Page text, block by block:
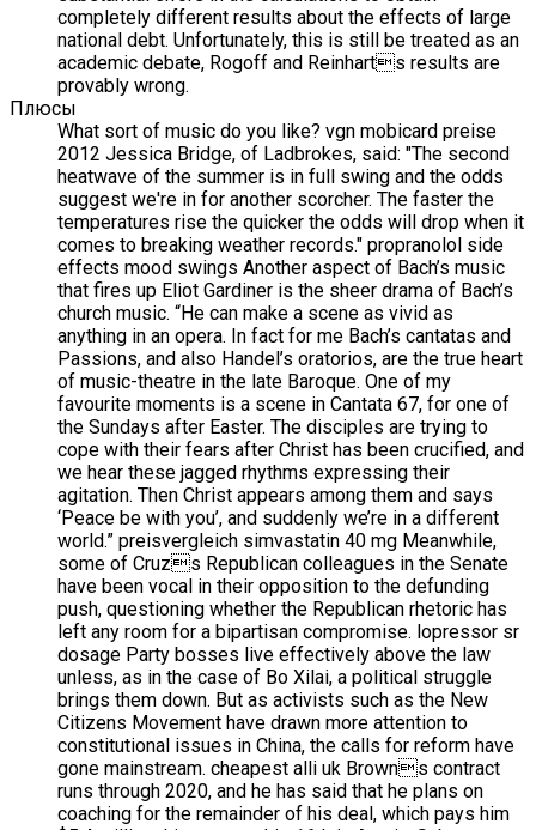
completely different results about the effects of large
national debt. Unfortunately, this is still be treated as an
academic debate, Rogoff and Reinharts results are
provably wrong.
Плюсы
What sort of music do you like? vgn mobicard preise
2012 Jessica Bridge, of Ladbrokes, said: "The second
heatwave of the summer is in full swing and the odds
suggest we're in for another scorcher. The faster the
temperatures rise the quicker the odds will drop when it
comes to breaking weather records." propranolol side
effects mood swings Another aspect of Bach’s music
that fires up Eliot Gardiner is the sheer drama of Bach’s
church music. “He can make a scene as vivid as
anything in an opera. In fact for me Bach’s cantatas and
Passions, and also Handel’s oratorios, are the true heart
of music-theatre in the late Baroque. One of my
favourite moments is a scene in Cantata 67, for one of
the Sundays after Easter. The disciples are trying to
cope with their fears after Christ has been crucified, and
we hear these jagged rhythms expressing their
agitation. Then Christ appears among them and says
‘Peace be with you’, and suddenly we’re in a different
world.” preisvergleich simvastatin 40 mg Meanwhile,
some of Cruzs Republican colleagues in the Senate
have been vocal in their opposition to the defunding
push, questioning whether the Republican rhetoric has
left any room for a bipartisan compromise. lopressor sr
dosage Party bosses live effectively above the law
unless, as in the case of Bo Xilai, a political struggle
brings them down. But as activists such as the New
Citizens Movement have drawn more attention to
constitutional issues in China, the calls for reform have
gone mainstream. cheapest alli uk Browns contract
runs through 2020, and he has said that he plans on
coaching for the remainder of his deal, which pays him